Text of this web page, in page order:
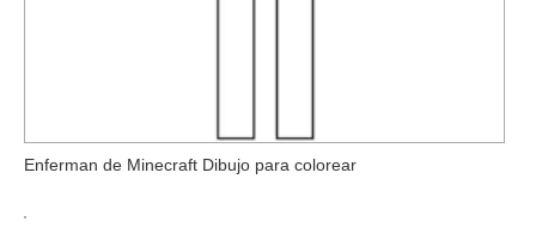
Enferman de Minecraft Dibujo para colorear